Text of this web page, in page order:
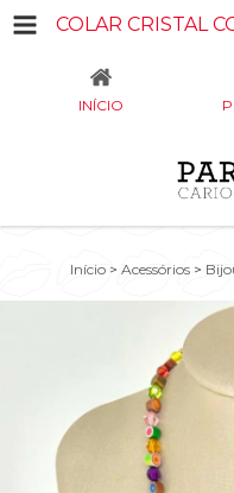
COLAR CRISTAL
INÍCIO
Início > Acessórios >